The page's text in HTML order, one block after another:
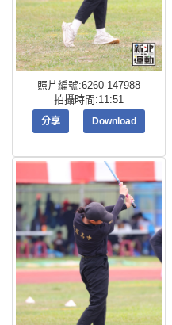
照片編號:6260-147988
拍攝時間:11:51
分享 Download